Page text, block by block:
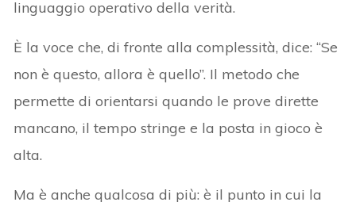
linguaggio operativo della verità.
È la voce che, di fronte alla complessità, dice: “Se
non è questo, allora è quello”. Il metodo che
permette di orientarsi quando le prove dirette
mancano, il tempo stringe e la posta in gioco è
alta.
Ma è anche qualcosa di più: è il punto in cui la